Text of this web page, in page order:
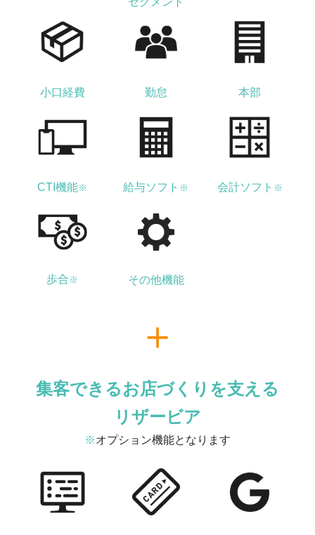
小口経費 勤怠 本部
CTI機能※ 給与ソフト ※ 会計ソフト ※
歩合 ※ その他機能
集客できるお店づくりを支える
リザービア
※オプション機能となります